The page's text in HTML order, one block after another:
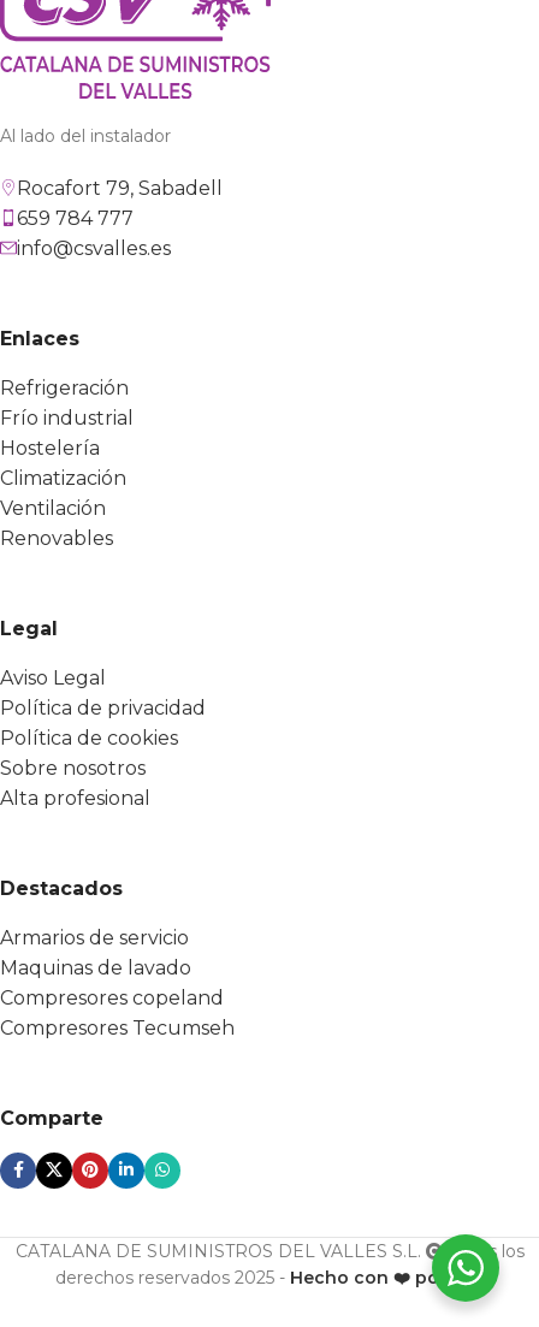
Al lado del instalador
Rocafort 79, Sabadell
659 784 777
info@csvalles.es
Enlaces
Refrigeración
Frío industrial
Hostelería
Climatización
Ventilación
Renovables
Legal
Aviso Legal
Política de privacidad
Política de cookies
Sobre nosotros
Alta profesional
Destacados
Armarios de servicio
Maquinas de lavado
Compresores copeland
Compresores Tecumseh
Comparte
CATALANA DE SUMINISTROS DEL VALLES S.L.
Todos los
derechos reservados 2025 - Hecho con ❤️ por ESF